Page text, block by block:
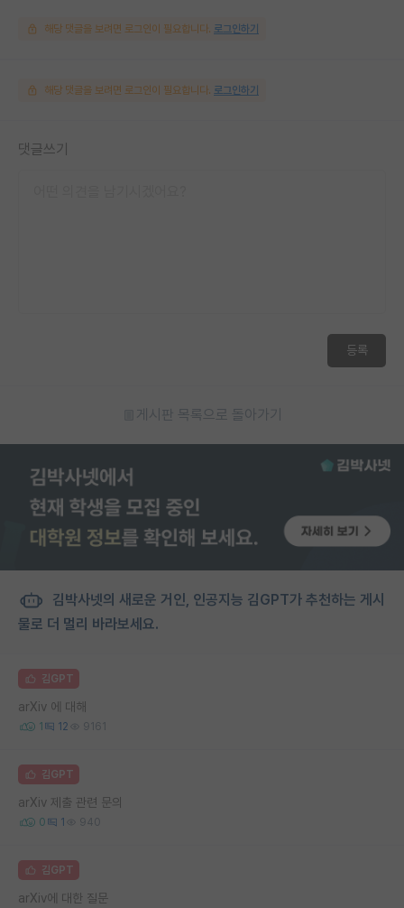
해당 댓글을 보려면 로그인이 필요합니다. 로그인하기
해당 댓글을 보려면 로그인이 필요합니다. 로그인하기
댓글쓰기
등록
게시판 목록으로 돌아가기
김박사넷의 새로운 거인, 인공지능 김GPT가 추천하는 게시
물로 더 멀리 바라보세요.
김GPT
arXiv 에 대해
1 12 9161
김GPT
arXiv 제출 관련 문의
0 1 940
김GPT
arXiv에 대한 질문